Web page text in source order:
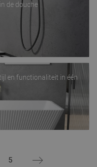
de douche
en functionaliteit in één
5